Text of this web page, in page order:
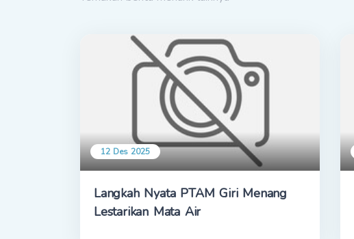
12 Des 2025
Langkah Nyata PTAM Giri Menang
Lestarikan Mata Air